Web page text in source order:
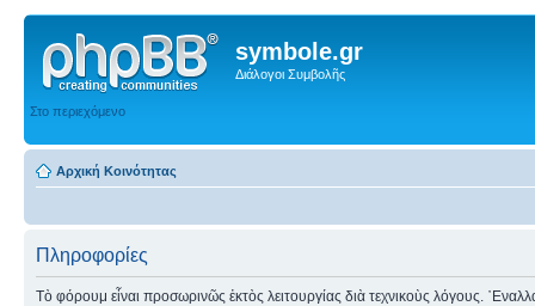
symbole.gr
Διάλογοι Συμβολῆς
Στο περιεχόμενο
Αρχική Κοινότητας
Πληροφορίες
Τὸ φόρουμ εἶναι προσωρινῶς ἐκτὸς λειτουργίας διὰ τεχνικοὺς λόγους.